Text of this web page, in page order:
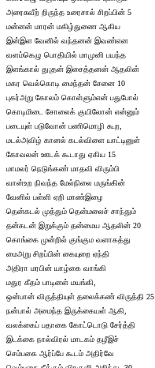
அரைசுவீற் றிருந்த உரைசால் சிறப்பின் 5
மன்னன் மாரன் மகிழ்துணை ஆகிய
இன்இள வேனில் வந்தனன் இவண்என
வளம்கெழு பொதியில் மாமுனி பயந்த
இளங்கால் து¡தன் இசைத்தனன் ஆதலின்
மகர வெல்கொடி மைந்தன் சேனை 10
புகர்அறு கோலம் கொள்ளும்என் பதுபோல்
கொடிமிடை சோலைக் குயிலோன் என்னும்
படையுள் படுவோன் பணிமொழி கூற,
மடல்அவிழ் கானல் கடல்விளை யாட்டினுள்
கோவலன் ஊடக் கூடாது ஏகிய 15
மாமலர் நெடுங்கண் மாதவி விரும்பி
வான்உற நிவந்த மேல்நிலை மருங்கின்
வேனில் பள்ளி ஏறி மாண்இழை
தென்கடல் முத்தும் தென்மலைச் சாந்தும்
தன்கடன் இறுக்கும் தன்மைய ஆதலின் 20
கொங்கை முன்றில் குங்கும வளாகத்து
மைஅறு சிறப்பின் கையுறை ஏந்தி
அதிரா மரபின் யாழ்கை வாங்கி
மதுர கீதம் பாடினள் மயங்கி,
ஒன்பான் விருத்தியுள் தலைக்கண் விருத்தி 25
நன்பால் அமைந்த இருக்கையள் ஆகி,
வலக்கைப் பதாகை கோட்டொடு சேர்த்தி
இடக்கை நால்விரல் மாடகம் தழீஇச்
செம்பகை ஆர்ப்பே கூடம் அதிர்வே